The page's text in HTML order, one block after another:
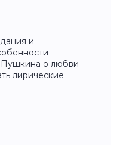
и
Пушкина о любви
лирические